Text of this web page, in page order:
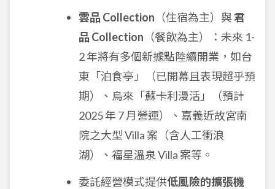
雲品 Collection （住宿為主）與君
品 Collection （餐飲為主）：未來 1-
2 年將有多個新據點陸續開業，如台
東「泊食亭」（已開幕且表現超乎預
期）、烏來「蘇卡利漫活」（預計
2025 年 7 月營運）、嘉義近故宮南
院之大型 Villa 案（含人工衝浪
湖）、福星溫泉 Villa 案等。
委託經營模式提供低風險的擴張機